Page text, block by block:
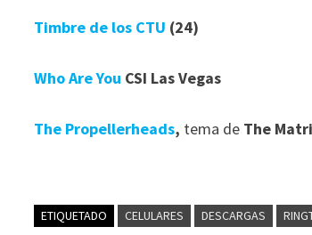
Timbre de los CTU (24)
Who Are You CSI Las Vegas
The Propellerheads, tema de The
ETIQUETADO CELULARES DESCARGAS